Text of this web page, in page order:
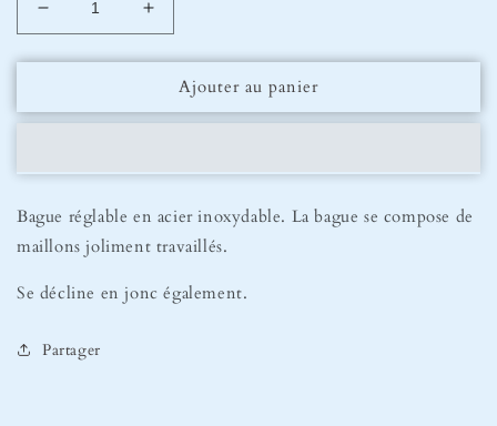
Réduire
la
quantité
Bague
Augmenter
la
quantité
Bague
Ajouter au panier
Bague réglable en acier inoxydable. La bague se compose de
maillons joliment travaillés.
Se décline en jonc également.
Partager